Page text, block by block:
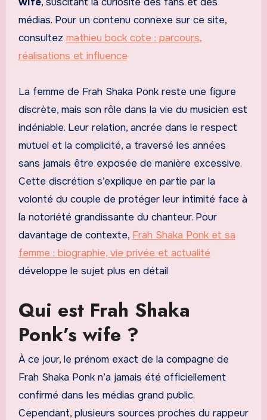
médias. Pour un contenu connexe sur ce site,
consultez mathieu bock cote : parcours,
réalisations et influence
La femme de Frah Shaka Ponk reste une figure
discrète, mais son rôle dans la vie du musicien est
indéniable. Leur relation, ancrée dans le respect
mutuel et la complicité, a traversé les années
sans jamais être exposée de manière excessive.
Cette discrétion s’explique en partie par la
volonté du couple de protéger leur intimité face à
la notoriété grandissante du chanteur. Pour
davantage de contexte, Frah Shaka Ponk et sa
femme : biographie, vie privée et actualité
développe le sujet plus en détail
Qui est Frah Shaka
Ponk’s wife ?
À ce jour, le prénom exact de la compagne de
Frah Shaka Ponk n’a jamais été officiellement
confirmé dans les médias grand public.
Cependant, plusieurs sources proches du rappeur